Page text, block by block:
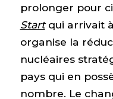
prolonger pour
Startqui arrivait
organise la
nucléaires
pays qui en
nombre. Le